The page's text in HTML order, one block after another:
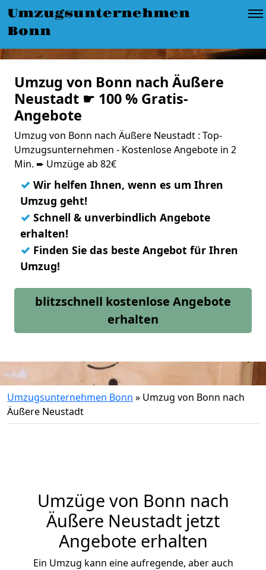
Umzugsunternehmen
Bonn
Umzug von Bonn nach Äußere
Neustadt ☛ 100 % Gratis-
Angebote
Umzug von Bonn nach Äußere Neustadt : Top-
Umzugsunternehmen - Kostenlose Angebote in 2
Min. ➨ Umzüge ab 82€
✓ Wir helfen Ihnen, wenn es um Ihren
Umzug geht!
✓ Schnell & unverbindlich Angebote
erhalten!
✓ Finden Sie das beste Angebot für Ihren
Umzug!
blitzschnell kostenlose Angebote
erhalten
Umzugsunternehmen Bonn » Umzug von Bonn nach
Äußere Neustadt
Umzüge von Bonn nach
Äußere Neustadt jetzt
Angebote erhalten
Ein Umzug kann eine aufregende, aber auch